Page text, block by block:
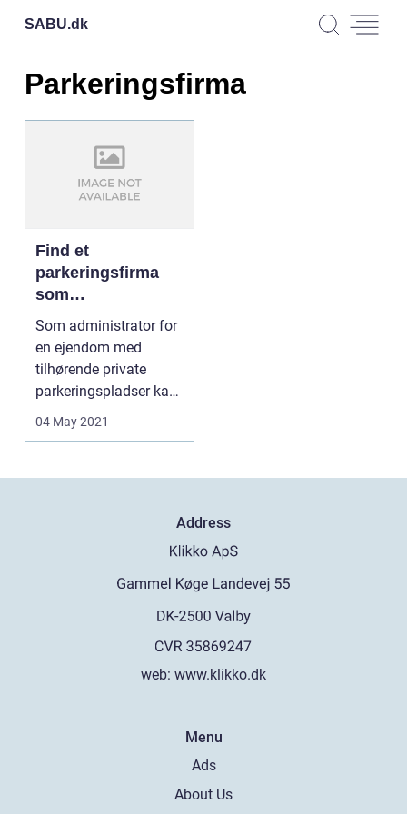
SABU.dk
Parkeringsfirma
Find et
parkeringsfirma
som
imødekommer
dine behov
Som administrator for
en ejendom med
tilhørende private
parkeringspladser kan
det godt være lidt af ...
04 May 2021
Address
web: www.klikko.dk
Menu
Ads
About Us